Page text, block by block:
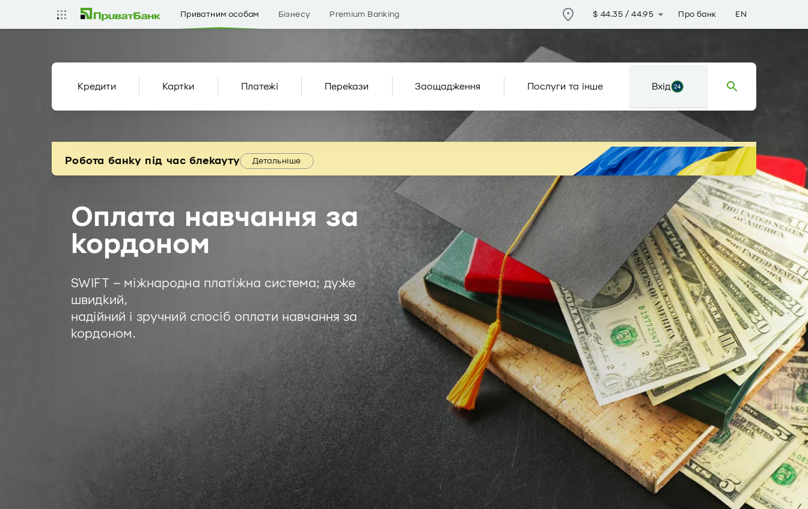
Приватним особам Бізнесу Premium Banking $ 44.35 /44.95 Про банк EN
Кредити Картки Платежі Перекази Заощадження Послуги та інше Вхід
Робота банку під час блекауту Детальніше
Оплата навчання за
кордоном
SWIFT – міжнародна платіжна система; дуже
швидкий,
надійний і зручний спосіб оплати навчання за
кордоном.